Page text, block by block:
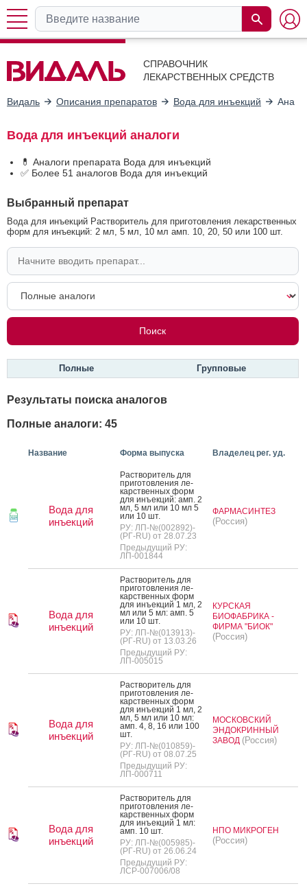
СПРАВОЧНИК
ЛЕКАРСТВЕННЫХ СРЕДСТВ
Видаль Описания препаратов Вода для инъекций
Вода для инъекций аналоги
💊 Аналоги препарата Вода для инъекций
✅ Более 51 аналогов Вода для инъекций
Выбранный препарат
Вода для инъекций Растворитель для приготовления лекарственных
форм для инъекций: 2 мл, 5 мл, 10 мл амп. 10, 20, 50 или 100 шт.
Полные Групповые
Результаты поиска аналогов
Полные аналоги: 45
Название Форма выпуска Владелец рег. уд.
Вода для
инъекций
Рас­тво­ритель для
при­готов­ле­ния ле­
карс­твен­ных форм
для инъ­ек­ций: амп. 2
мл, 5 мл или 10 мл 5
или 10 шт.
РУ: ЛП-№(002892)-
(РГ-RU) от 28.07.23
Предыдущий РУ:
ЛП-001844
ФАРМАСИНТЕЗ
(Россия)
Вода для
инъекций
Рас­тво­ритель для
при­готов­ле­ния ле­
карс­твен­ных форм
для инъ­ек­ций 1 мл, 2
мл или 5 мл: амп. 5
или 10 шт.
РУ: ЛП-№(013913)-
(РГ-RU) от 13.03.26
Предыдущий РУ:
ЛП-005015
КУРСКАЯ
БИОФАБРИКА -
ФИРМА "БИОК"
(Россия)
Вода для
инъекций
Рас­тво­ритель для
при­готов­ле­ния ле­
карс­твен­ных форм
для инъ­ек­ций 1 мл, 2
мл, 5 мл или 10 мл:
амп. 4, 8, 16 или 100
шт.
РУ: ЛП-№(010859)-
(РГ-RU) от 08.07.25
Предыдущий РУ:
ЛП-000711
МОСКОВСКИЙ
ЭНДОКРИННЫЙ
ЗАВОД (Россия)
Вода для
инъекций
Рас­тво­ритель для
при­готов­ле­ния ле­
карс­твен­ных форм
для инъ­ек­ций 1 мл:
амп. 10 шт.
РУ: ЛП-№(005985)-
(РГ-RU) от 26.06.24
Предыдущий РУ:
ЛСР-007006/08
НПО МИКРОГЕН
(Россия)